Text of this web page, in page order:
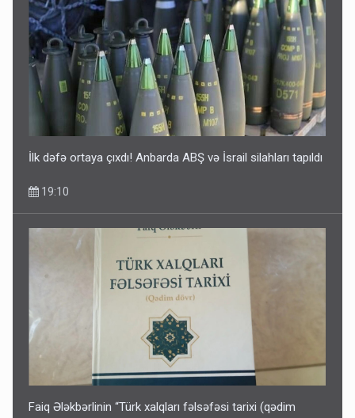
İlk dəfə ortaya çıxdı! Anbarda ABŞ və İsrail silahları tapıldı
19:10
Faiq Ələkbərlinin “Türk xalqları fəlsəfəsi tarixi (qədim